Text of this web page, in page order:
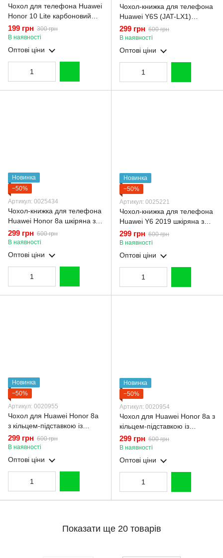
Чохол для телефона Huawei
Honor 10 Lite карбоновий
протиударний з високими
бортами чорний
199 грн 300 грн
В наявності
Оптові ціни
Чохол-книжка для телефона
Huawei Y6S (JAT-LX1)
шкіряна з магнитною
застібкою на хуавей у6с
чорна
299 грн 600 грн
В наявності
Оптові ціни
Новинка
−50%
Артикул: 0025434
Чохол-книжка для телефона
Huawei Honor 8a шкіряна з
магнитною застібкою на
хуавей хонор 8a чорна
299 грн 600 грн
В наявності
Оптові ціни
Новинка
−50%
Артикул: 0025221
Чохол-книжка для телефона
Huawei Y6 2019 шкіряна з
магнитною застібкою на
хуавей Y6 2019 чорна
299 грн 600 грн
В наявності
Оптові ціни
Новинка
−50%
Артикул: 0020955
Чохол для Huawei Honor 8a
з кільцем-підставкою із
золотою окантовкою на
хуавей хонор 8a чорний gs1
299 грн 600 грн
В наявності
Оптові ціни
Новинка
−50%
Артикул: 0020954
Чохол для Huawei Honor 8a з
кільцем-підставкою із
золотою окантовкою на
хуавей хонор 8a чорничний
gs1
299 грн 600 грн
В наявності
Оптові ціни
Показати ще 20 товарів